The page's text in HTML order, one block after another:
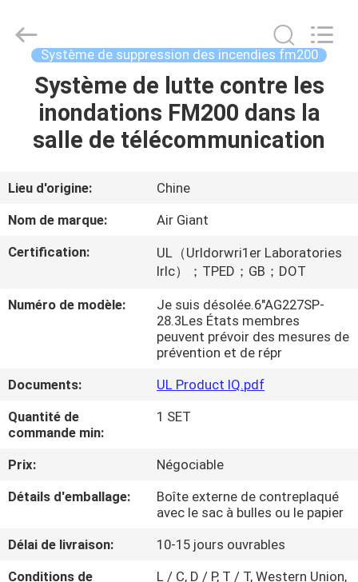
MAISON
PRODUITS
EXPOSITION
DE
VR
À
NOUS
VISITE
D'USINE
CONTRÔLE
QUALITÉ
Giant
Equipment Système de suppression des incendies fm200
Système de lutte contre les
inondations FM200 dans la
salle de télécommunication
Lieu d'origine:
Chine
Nom de marque:
Air Giant
Certification:
UL（Urldorwri1er Laboratories
Irlc）；TPED；GB；DOT
Numéro de modèle:
Je suis désolée.6"AG227SP-
28.3Les États membres
peuvent prévoir des mesures de
prévention et de répr
Documents:
UL Product IQ.pdf
Quantité de
commande min:
1 SET
Prix:
Négociable
Détails d'emballage:
Boîte externe de contreplaqué
avec le sac à bulles ou le papier
Délai de livraison:
10-15 jours ouvrables
Conditions de
L / C, D / P, T / T, Western Union,